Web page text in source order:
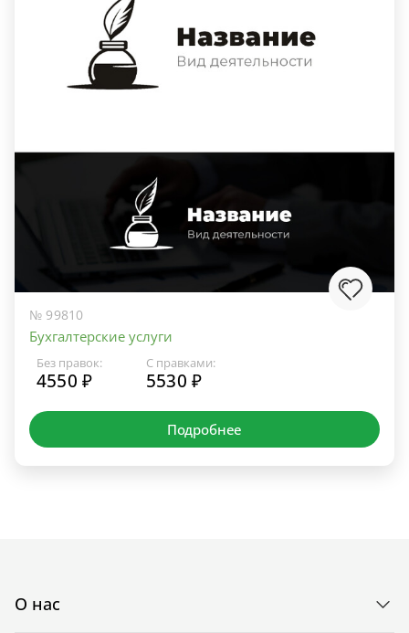
№ 99810
Бухгалтерские услуги
Без правок:
4550 ₽
С правками:
5530 ₽
Подробнее
О нас